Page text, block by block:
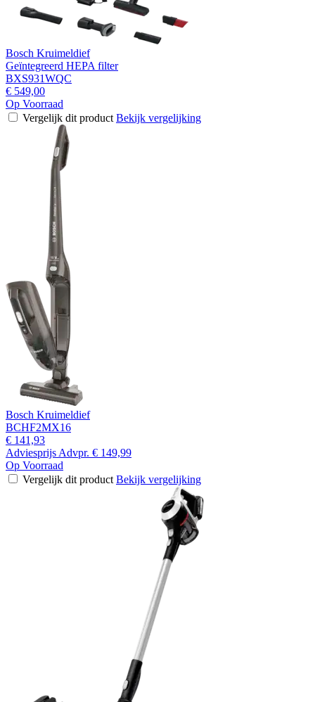
Bosch Kruimeldief
Geïntegreerd HEPA filter
BXS931WQC
€ 549,00
Op Voorraad
Vergelijk dit product Bekijk vergelijking
Bosch Kruimeldief
BCHF2MX16
€ 141,93
Adviesprijs Advpr. € 149,99
Op Voorraad
Vergelijk dit product Bekijk vergelijking